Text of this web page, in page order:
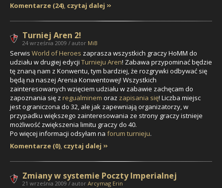
Komentarze (24), czytaj dalej
Turniej Aren 2!
24 września 2009 / autor MiB
Serwis World of Heroes zaprasza wszystkich graczy HoMM do
udziału w drugiej edycji Turnieju Aren! Zabawa przypominać będzie
tę znaną nam z Konwentu, tym bardziej, że rozgrywki odbywać się
będą na naszej Arenia Konwentowej! Wszystkich
zainteresowanych wzięciem udziału w zabawie zachęcam do
zapoznania się z regualminem oraz zapisania się! Liczba miejsc
jest ograniczona do 32, ale jak zapewniają organizatorzy, w
przypadku większego zainteresowania ze strony graczy istnieje
możliwość zwiększenia limitu graczy do 40.
Po więcej informacji odsyłam na forum turnieju.
Komentarze (0), czytaj dalej
Zmiany w systemie Poczty Imperialnej
21 września 2009 / autor Arcymag Erin